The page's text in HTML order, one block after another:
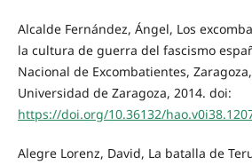
Alcalde Fernández, Ángel, Los
la cultura de guerra del fascismo
Nacional de Excombatientes,
Universidad de Zaragoza, 2014. doi:
https://doi.org/10.36132/
Alegre Lorenz, David, La batalla de